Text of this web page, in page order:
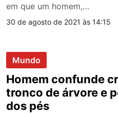
em que um homem,…
30 de agosto de 2021 às 14:15
Mundo
Homem confunde
tronco de árvore e
dos pés